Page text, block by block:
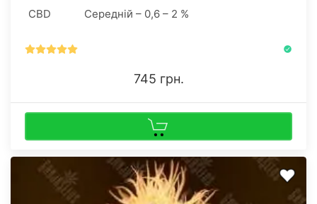
CBD Середній – 0,6 – 2 %
745 грн.